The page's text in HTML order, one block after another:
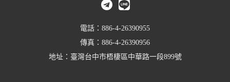
電話：886-4-26390955
傳真：886-4-26390956
地址：臺灣台中市梧棲區中華路一段899號